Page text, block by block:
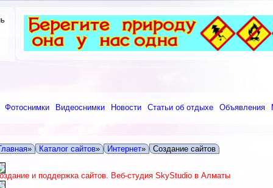
Фотоснимки Видеоснимки Новости Статьи об отдыхе Объявления
» Каталог сайтов» Интернет» Создание сайтов
и поддержка сайтов. Веб-студия SkyStudio в Алматы